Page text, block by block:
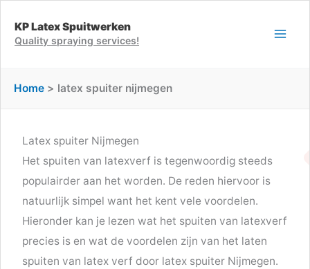
naarKP Latex Spuitwerken
Quality spraying services!
Home latex spuiter nijmegen
Latex spuiter Nijmegen
Het spuiten van latexverf is tegenwoordig steeds
populairder aan het worden. De reden hiervoor is
natuurlijk simpel want het kent vele voordelen.
Hieronder kan je lezen wat het spuiten van latexverf
precies is en wat de voordelen zijn van het laten
spuiten van latex verf door latex spuiter Nijmegen.